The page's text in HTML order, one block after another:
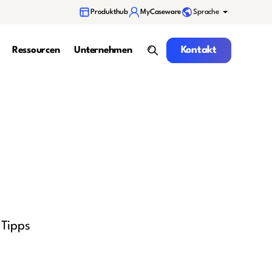
Produkthub MyCaseware Sprache
Ressourcen Unternehmen
Suche
Kontakt
Kontakt